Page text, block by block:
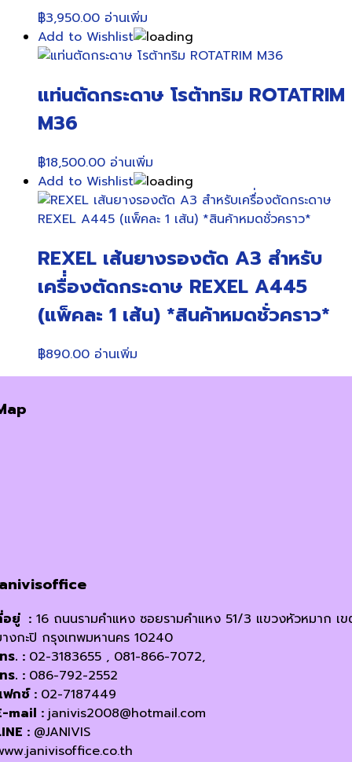
฿3,950.00 อ่านเพิ่ม
Add to Wishlist
แท่นตัดกระดาษ โรต้าทริม ROTATRIM
M36
฿18,500.00 อ่านเพิ่ม
Add to Wishlist
REXEL เส้นยางรองตัด A3 สำหรับ
เครื่่องตัดกระดาษ REXEL A445
(แพ็คละ 1 เส้น) *สินค้าหมดชั่วคราว*
฿890.00 อ่านเพิ่ม
อยู่ : 16 ถนนรามคำแหง ซอยรามคำแหง 51/3 แขวงหัวหมาก เ
งกะปิ กรุงเทพมหานคร 10240
ร. : 02-3183655 , 081-866-7072,
ร. : 086-792-2552
กซ์ : 02-7187449
mail : janivis2008@hotmail.com
: @JANIVIS